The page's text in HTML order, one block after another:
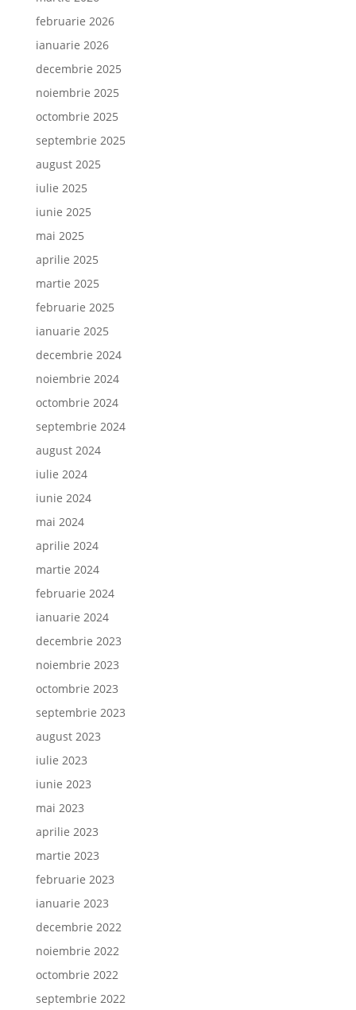
februarie 2026
ianuarie 2026
decembrie 2025
noiembrie 2025
octombrie 2025
septembrie 2025
august 2025
iulie 2025
iunie 2025
mai 2025
aprilie 2025
martie 2025
februarie 2025
ianuarie 2025
decembrie 2024
noiembrie 2024
octombrie 2024
septembrie 2024
august 2024
iulie 2024
iunie 2024
mai 2024
aprilie 2024
martie 2024
februarie 2024
ianuarie 2024
decembrie 2023
noiembrie 2023
octombrie 2023
septembrie 2023
august 2023
iulie 2023
iunie 2023
mai 2023
aprilie 2023
martie 2023
februarie 2023
ianuarie 2023
decembrie 2022
noiembrie 2022
octombrie 2022
septembrie 2022